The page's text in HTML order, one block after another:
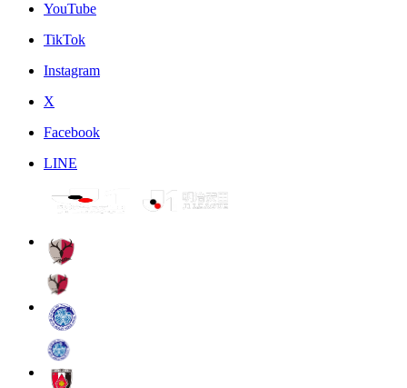
YouTube
TikTok
Instagram
X
Facebook
LINE